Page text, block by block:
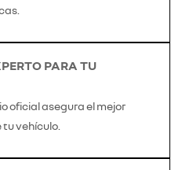
PARA TU
oficial asegura el mejor
vehículo.